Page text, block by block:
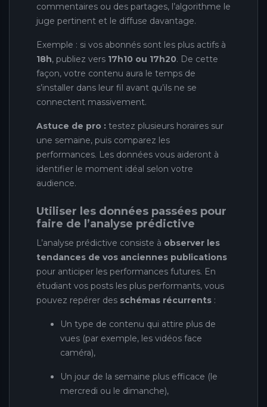
commentaires ou des partages, l’algorithme le
juge pertinent et le diffuse davantage.
Exemple : si vos abonnés sont les plus actifs à
18h, publiez vers 17h10 ou 17h20. De cette
façon, votre contenu aura le temps de
s’installer dans leur fil avant qu’ils ne se
connectent massivement.
Astuce de pro : testez plusieurs horaires sur
une semaine, puis comparez les
performances. Les données vous aideront à
identifier le moment idéal selon votre
audience.
Utiliser les données passées pour
faire de l’analyse prédictive
L’analyse prédictive consiste à observer les
tendances de vos anciennes publications
pour anticiper les performances futures. En
étudiant vos posts les plus performants, vous
pouvez repérer des schémas récurrents :
Un type de contenu qui attire plus de
vues (par exemple, les vidéos face
caméra),
Un jour de la semaine plus efficace (le
mercredi ou le dimanche),